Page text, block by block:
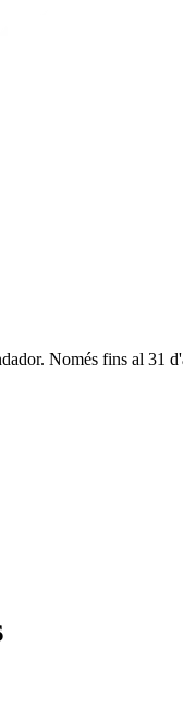
Només fins al 31